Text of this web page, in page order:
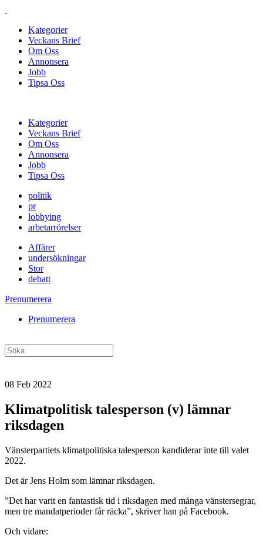
Kategorier
Veckans Brief
Om Oss
Annonsera
Jobb
Tipsa Oss
Kategorier
Veckans Brief
Om Oss
Annonsera
Jobb
Tipsa Oss
politik
pr
lobbying
arbetarrörelser
Affärer
undersökningar
Stor
debatt
Prenumerera
Prenumerera
08 Feb 2022
Klimatpolitisk talesperson (v) lämnar
riksdagen
Vänsterpartiets klimatpolitiska talesperson kandiderar inte till valet
2022.
Det är Jens Holm som lämnar riksdagen.
”Det har varit en fantastisk tid i riksdagen med många vänstersegrar,
men tre mandatperioder får räcka”, skriver han på Facebook.
Och vidare: